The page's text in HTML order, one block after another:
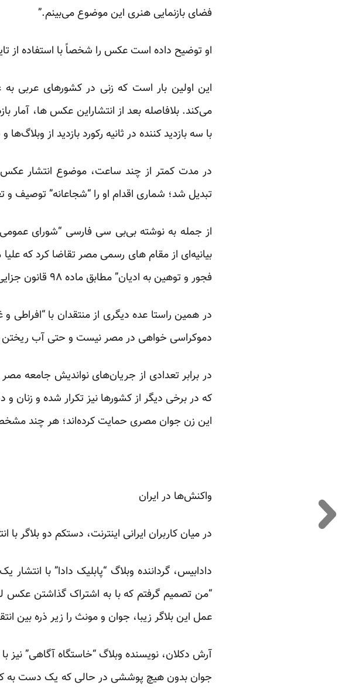
فضای بازنمایی هنری این موضوع می‌بینم.”
او توضیح داده است عکس را شخصاً با استفاده از
این اولین بار است که زنی در کشورهای عربی به
می‌کند. بلافاصله بعد از انتشاراین عکس ها، آمار
با سه بازدید کننده در ثانیه رکورد بازدید از
در مدت کمتر از چند ساعت، موضوع انتشار
تبدیل شد؛ شماری اقدام او را “شجاعانه” توصیف و
بیانیه‌ای از مقام های رسمی مصر تقاضا کرد که
فجور و توهین به ادیان” مطابق ماده ۹۸ قانون جزایی مصر، به مجازات برسانند.
در همین راستا عده‌ دیگری از منتقدان با “افراطی
دموکراسی خواهی در مصر نیست و حتی آب
در برابر تعدادی از جریان‌های نواندیش جامعه
که در برخی دیگر از کشور‌ها نیز تکرار شده و
این زن جوان مصری حمایت کرده‌اند؛ هر چند
واکنش‌ها در ایران
در میان کاربران ایرانی اینترنت، دستکم دو بلاگر
دادابیس، گرداننده وبلاگ “پابلیک دادا” با
“من تصمیم گرفتم که با به اشتراک گذاشتن عکس
عمل این بلاگر زیبا، جوان و مونث را زیر ذره بین
آرش دکلان، نویسنده وبلاگ “خاستگاه آگاهی”
جوان بدون هیچ پوششی در حالی که یک دست به